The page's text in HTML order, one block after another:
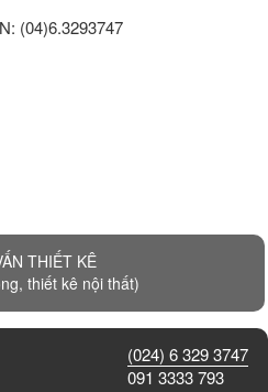
(04)6.3293747
THIẾT KÊ
thiết kê nội thất)
(024) 6 329 3747
091 3333 793